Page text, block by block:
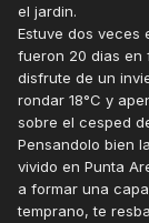
Você mora em
para áreas de
sofrem muito
delas são a
oriundas de FF
total
diárias não
raro atingir o
el jardin.
Estuve dos veces
fueron 20 dias en
disfrute de un
rondar 18°C y
sobre el cesped
Pensandolo bien
vivido en Punta
a formar una
temprano, te